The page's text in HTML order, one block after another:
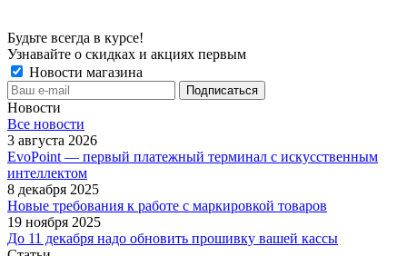
Будьте всегда в курсе!
Узнавайте о скидках и акциях первым
Новости магазина
Новости
Все новости
3 августа 2026
EvoPoint — первый платежный терминал с искусственным
интеллектом
8 декабря 2025
Новые требования к работе с маркировкой товаров
19 ноября 2025
До 11 декабря надо обновить прошивку вашей кассы